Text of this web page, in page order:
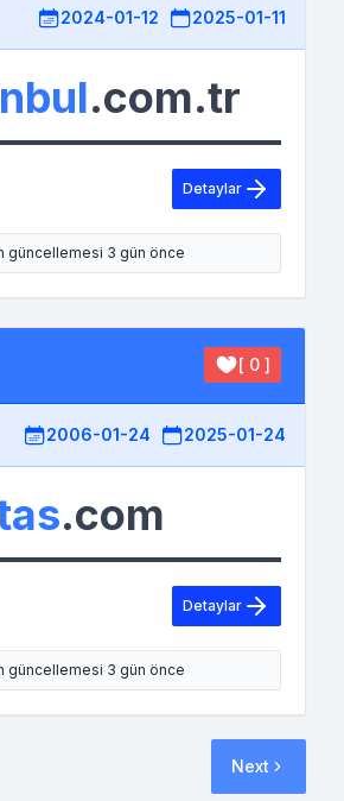
2024-01-12 2025-01-11
.com.tr
Detaylar
güncellemesi 3 gün önce
[ 0 ]
2006-01-24 2025-01-24
.com
Detaylar
güncellemesi 3 gün önce
Next